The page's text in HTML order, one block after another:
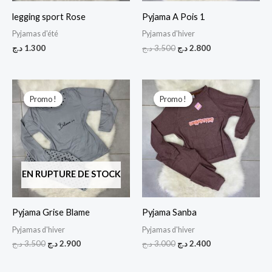
legging sport Rose
Pyjamas d'été
1.300 د.ج
Pyjama A Pois 1
Pyjamas d'hiver
3.500د.ج 2.800د.ج
Promo !
EN RUPTURE DE STOCK
Promo !
Pyjama Grise Blame
Pyjamas d'hiver
3.500د.ج
prix
initial
3.500 د.ج.
2.900د.ج
Le
prix
actuel
est :
2.900 د.ج.
Promo !
Promo !
Pyjama Sanba
Pyjamas d'hiver
3.000د.ج
Le
prix
initial
3.000 د.ج.
2.400د.ج
Le
prix
actuel
est :